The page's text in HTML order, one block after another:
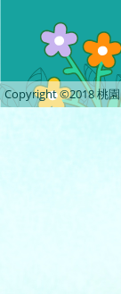
Copyright ©2018 桃